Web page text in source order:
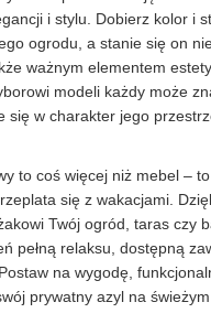
i stylu. Dobierz kolor i
ogrodu, a stanie się on
ważnym elementem
modeli każdy może
się w charakter jego
to coś więcej niż mebel –
się z wakacjami.
Twój ogród, taras czy
pełną relaksu, dostępną
na wygodę,
prywatny azyl na